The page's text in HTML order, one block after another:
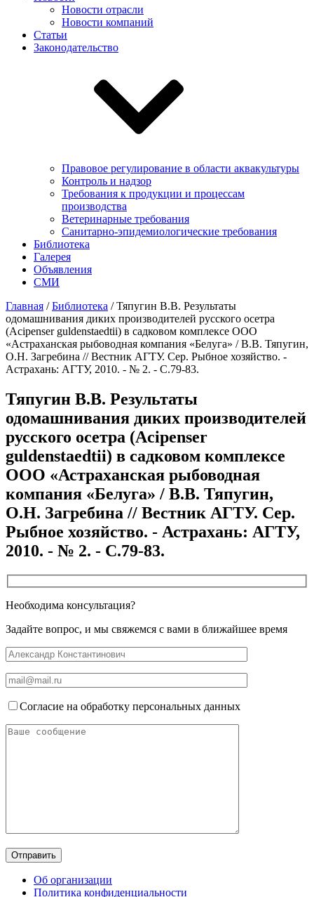
Новости отрасли
Новости компаний
Статьи
Законодательство
Правовое регулирование в области аквакультуры
Контроль и надзор
Требования к продукции и процессам
производства
Ветеринарные требования
Санитарно-эпидемиологические требования
Библиотека
Галерея
Объявления
СМИ
Главная /Библиотека /Тяпугин В.В. Результаты
одомашнивания диких производителей русского осетра
(Аcipenser guldenstaеdtii) в садковом комплексе ООО
«Астраханская рыбоводная компания «Белуга» / В.В. Тяпугин,
О.Н. Загребина // Вестник АГТУ. Сер. Рыбное хозяйство. -
Астрахань: АГТУ, 2010. - № 2. - С.79-83.
Тяпугин В.В. Результаты
одомашнивания диких производителей
русского осетра (Аcipenser
guldenstaеdtii) в садковом комплексе
ООО «Астраханская рыбоводная
компания «Белуга» / В.В. Тяпугин,
О.Н. Загребина // Вестник АГТУ. Сер.
Рыбное хозяйство. - Астрахань: АГТУ,
2010. - № 2. - С.79-83.
Необходима консультация?
Задайте вопрос, и мы свяжемся с вами в ближайшее время
Согласие на обработку персональных данных
Об организации
Политика конфиденциальности